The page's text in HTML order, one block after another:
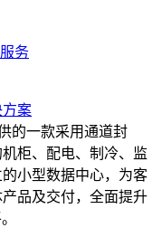
务
案
的一款采用通道封
柜、配电、制冷、监
小型数据中心，为客
品及交付，全面提升